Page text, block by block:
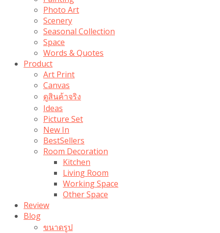
Photo Art
Scenery
Seasonal Collection
Space
Words & Quotes
Product
Art Print
Canvas
ดูสินค้าจริง
Ideas
Picture Set
New In
BestSellers
Room Decoration
Kitchen
Living Room
Working Space
Other Space
Review
Blog
ขนาดรูป